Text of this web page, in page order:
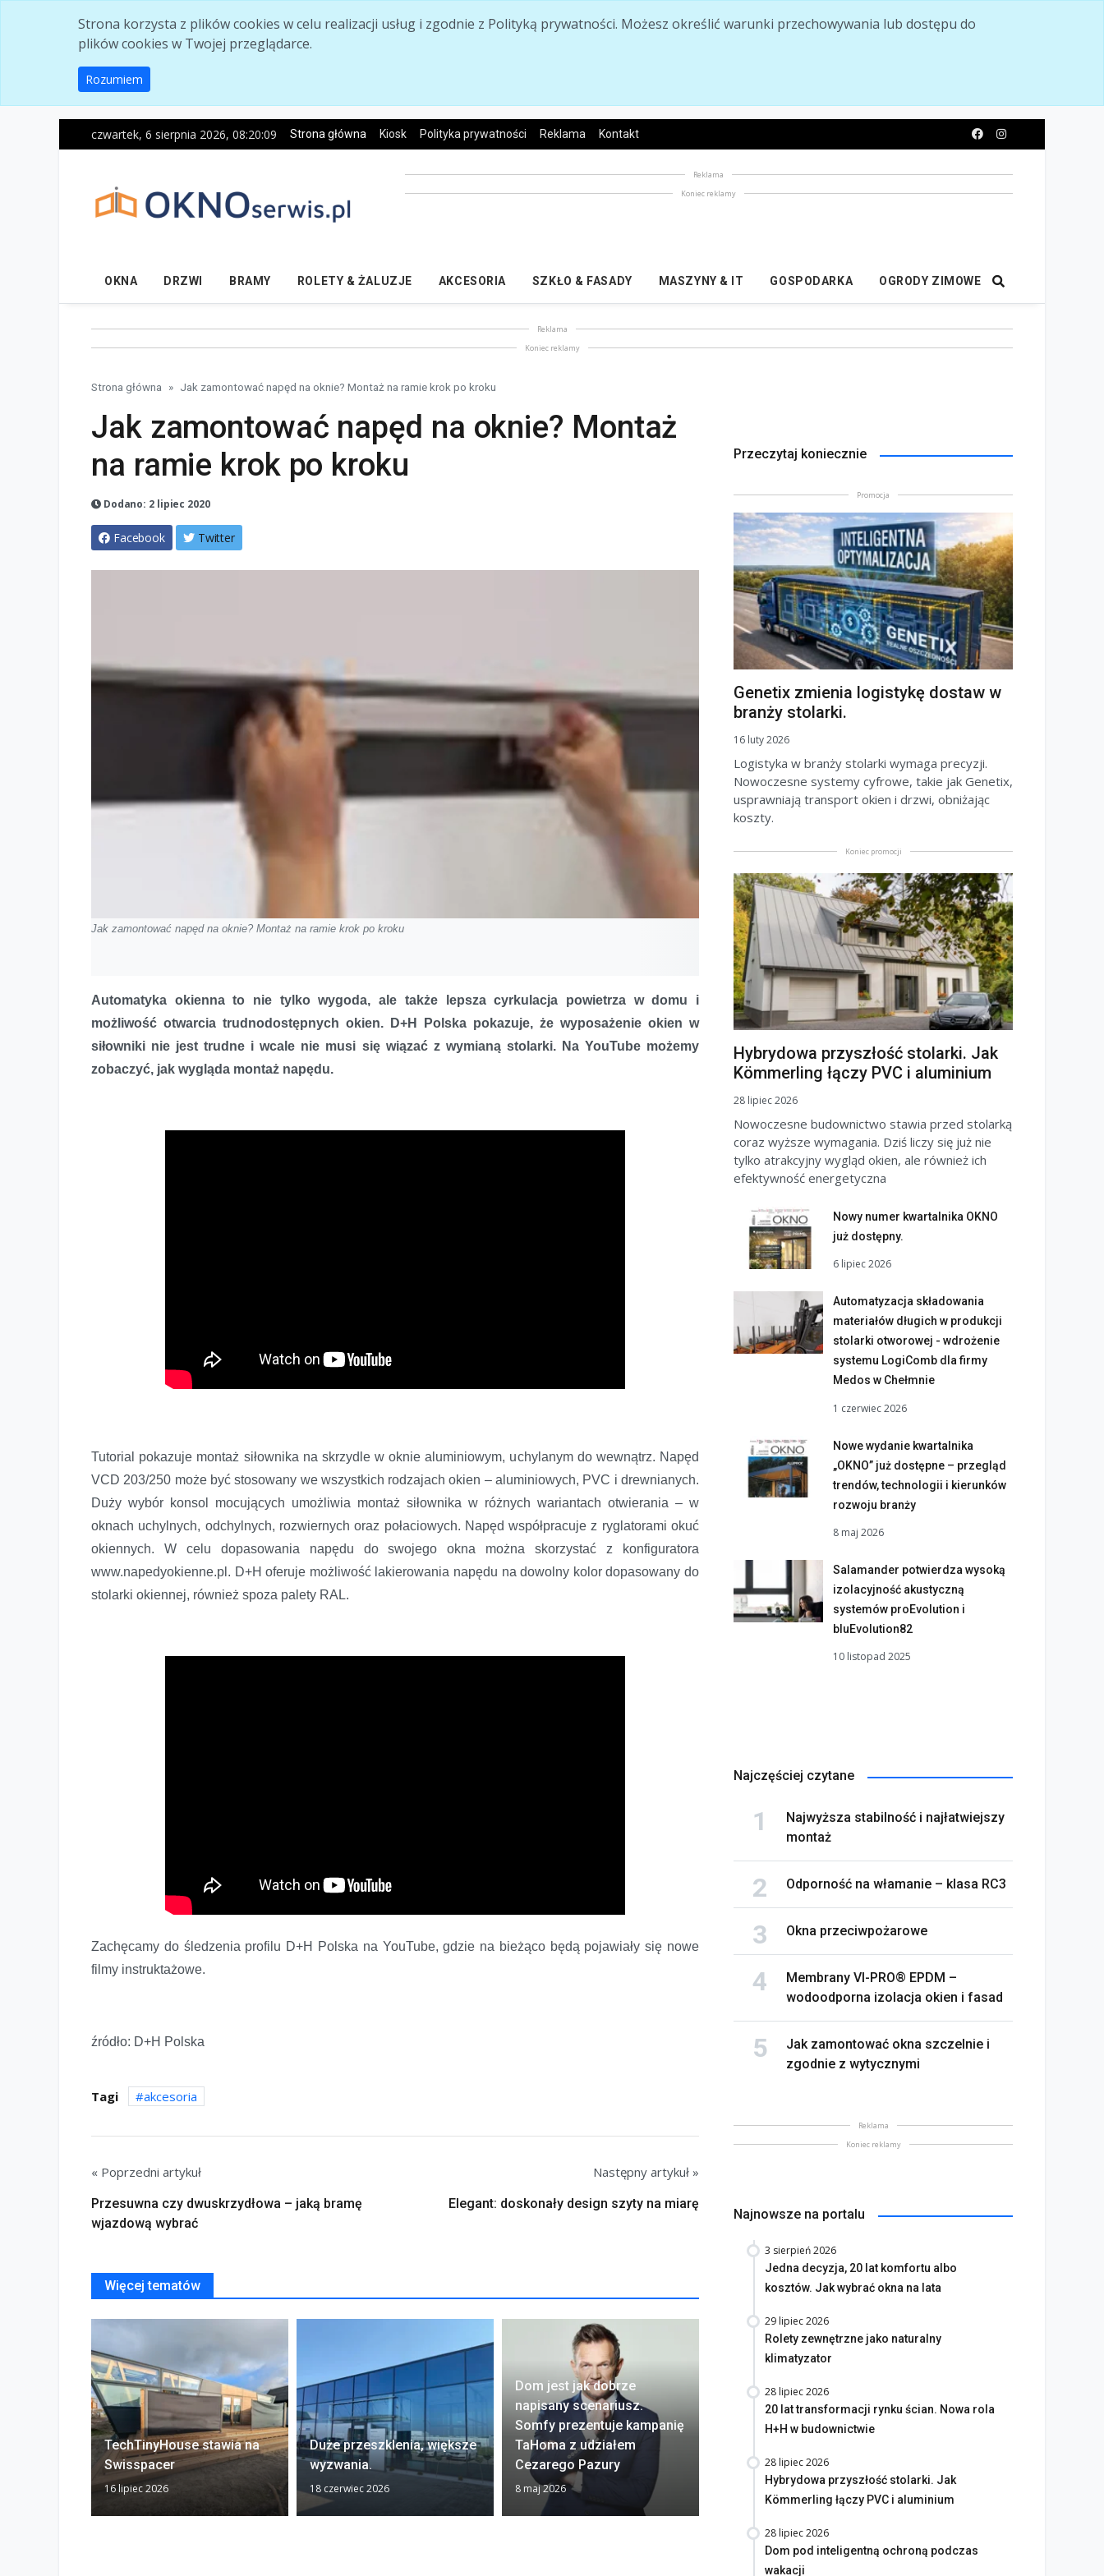
Strona korzysta z plików cookies w celu realizacji usług i zgodnie z Polityką prywatności. Możesz określić warunki przechowywania lub dostępu do
plików cookies w Twojej przeglądarce.
Rozumiem
czwartek, 6 sierpnia 2026, 08:20:10 Strona główna Kiosk Polityka prywatności Reklama Kontakt
Reklama
Koniec reklamy
OKNA DRZWI BRAMY ROLETY & ŻALUZJE AKCESORIA SZKŁO & FASADY MASZYNY & IT GOSPODARKA OGRODY ZIMOWE
Reklama
Koniec reklamy
Strona główna Jak zamontować napęd na oknie? Montaż na ramie krok po kroku
Jak zamontować napęd na oknie? Montaż
na ramie krok po kroku
Dodano: 2 lipiec 2020
Facebook Twitter
Jak zamontować napęd na oknie? Montaż na ramie krok po kroku
Automatyka okienna to nie tylko wygoda, ale także lepsza cyrkulacja powietrza w domu i
możliwość otwarcia trudnodostępnych okien. D+H Polska pokazuje, że wyposażenie okien w
siłowniki nie jest trudne i wcale nie musi się wiązać z wymianą stolarki. Na YouTube możemy
zobaczyć, jak wygląda montaż napędu.
Tutorial pokazuje montaż siłownika na skrzydle w oknie aluminiowym, uchylanym do wewnątrz. Napęd
VCD 203/250 może być stosowany we wszystkich rodzajach okien – aluminiowych, PVC i drewnianych.
Duży wybór konsol mocujących umożliwia montaż siłownika w różnych wariantach otwierania – w
oknach uchylnych, odchylnych, rozwiernych oraz połaciowych. Napęd współpracuje z ryglatorami okuć
okiennych. W celu dopasowania napędu do swojego okna można skorzystać z konfiguratora
www.napedyokienne.pl. D+H oferuje możliwość lakierowania napędu na dowolny kolor dopasowany do
stolarki okiennej, również spoza palety RAL.
Zachęcamy do śledzenia profilu D+H Polska na YouTube, gdzie na bieżąco będą pojawiały się nowe
filmy instruktażowe.
źródło: D+H Polska
Tagi akcesoria
« Poprzedni artykuł
Przesuwna czy dwuskrzydłowa – jaką bramę
wjazdową wybrać
Następny artykuł »
Elegant: doskonały design szyty na miarę
Więcej tematów
TechTinyHouse stawia na
Swisspacer
16 lipiec 2026
Duże przeszklenia, większe
wyzwania.
18 czerwiec 2026
Dom jest jak dobrze
napisany scenariusz.
Somfy prezentuje kampanię
TaHoma z udziałem
Cezarego Pazury
8 maj 2026
50 lat Silirub – jubileusz
budowlany
8 maj 2026 27 kwiecień 2026
Przeczytaj koniecznie
Promocja
Genetix zmienia logistykę dostaw w
branży stolarki.
16 luty 2026
Logistyka w branży stolarki wymaga precyzji.
Nowoczesne systemy cyfrowe, takie jak Genetix,
usprawniają transport okien i drzwi, obniżając
koszty.
Koniec promocji
Hybrydowa przyszłość stolarki. Jak
Kömmerling łączy PVC i aluminium
28 lipiec 2026
Nowoczesne budownictwo stawia przed stolarką
coraz wyższe wymagania. Dziś liczy się już nie
tylko atrakcyjny wygląd okien, ale również ich
efektywność energetyczna
Nowy numer kwartalnika OKNO
już dostępny.
6 lipiec 2026
Automatyzacja składowania
materiałów długich w produkcji
stolarki otworowej - wdrożenie
systemu LogiComb dla firmy
Medos w Chełmnie
1 czerwiec 2026
Nowe wydanie kwartalnika
„OKNO” już dostępne – przegląd
trendów, technologii i kierunków
rozwoju branży
8 maj 2026
Salamander potwierdza wysoką
izolacyjność akustyczną
systemów proEvolution i
bluEvolution82
10 listopad 2025
Najczęściej czytane
Najwyższa stabilność i najłatwiejszy
montaż
Odporność na włamanie – klasa RC3
Okna przeciwpożarowe
Membrany VI-PRO® EPDM –
wodoodporna izolacja okien i fasad
Jak zamontować okna szczelnie i
zgodnie z wytycznymi
Reklama
Koniec reklamy
Najnowsze na portalu
3 sierpień 2026
Jedna decyzja, 20 lat komfortu albo
kosztów. Jak wybrać okna na lata
29 lipiec 2026
Rolety zewnętrzne jako naturalny
klimatyzator
28 lipiec 2026
20 lat transformacji rynku ścian. Nowa rola
H+H w budownictwie
28 lipiec 2026
Hybrydowa przyszłość stolarki. Jak
Kömmerling łączy PVC i aluminium
28 lipiec 2026
Dom pod inteligentną ochroną podczas
wakacji